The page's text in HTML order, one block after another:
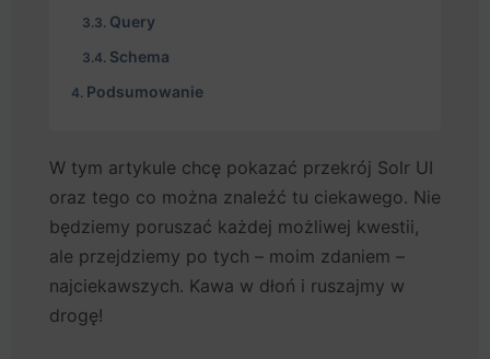
Query
Schema
Podsumowanie
W tym artykule chcę pokazać przekrój Solr UI
oraz tego co można znaleźć tu ciekawego. Nie
będziemy poruszać każdej możliwej kwestii,
ale przejdziemy po tych – moim zdaniem –
najciekawszych. Kawa w dłoń i ruszajmy w
drogę!